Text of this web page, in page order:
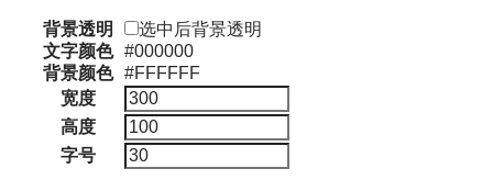
背景透明
选中后背景透明
文字颜色 #000000
背景颜色 #FFFFFF
宽度
高度
字号